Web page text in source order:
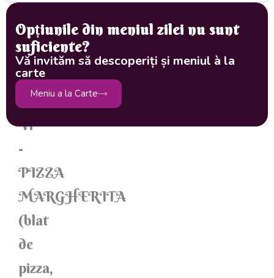
telefon/
WhatsApp
la
0746
190
V1
-
PIZZA
MARGHERITA
(blat
de
pizza,
Opțiunile din meniul zilei nu sunt
suficiente?
Vă invităm să descoperiți și meniul à la
carte
Meniu a la Carte